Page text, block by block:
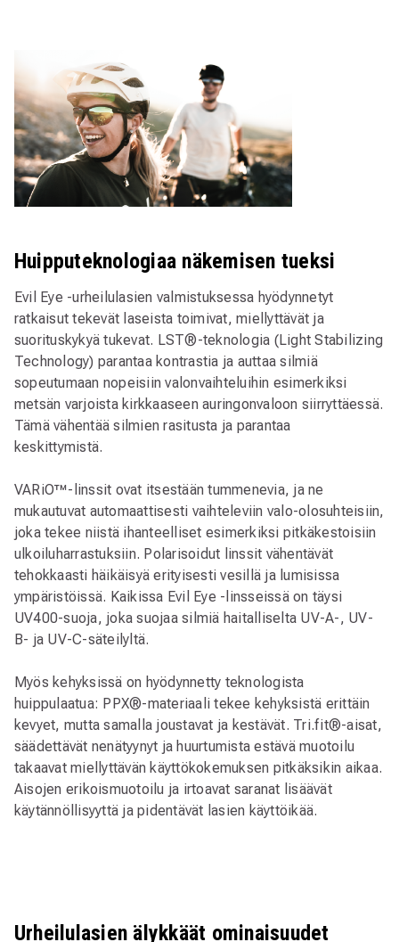
Huipputeknologiaa näkemisen tueksi
Evil Eye -urheilulasien valmistuksessa hyödynnetyt
ratkaisut tekevät laseista toimivat, miellyttävät ja
suorituskykyä tukevat. LST®-teknologia (Light Stabilizing
Technology) parantaa kontrastia ja auttaa silmiä
sopeutumaan nopeisiin valonvaihteluihin esimerkiksi
metsän varjoista kirkkaaseen auringonvaloon siirryttäessä.
Tämä vähentää silmien rasitusta ja parantaa
keskittymistä.
VARiO™-linssit ovat itsestään tummenevia, ja ne
mukautuvat automaattisesti vaihteleviin valo-olosuhteisiin,
joka tekee niistä ihanteelliset esimerkiksi pitkäkestoisiin
ulkoiluharrastuksiin. Polarisoidut linssit vähentävät
tehokkaasti häikäisyä erityisesti vesillä ja lumisissa
ympäristöissä. Kaikissa Evil Eye -linsseissä on täysi
UV400-suoja, joka suojaa silmiä haitalliselta UV-A-, UV-
B- ja UV-C-säteilyltä.
Myös kehyksissä on hyödynnetty teknologista
huippulaatua: PPX®-materiaali tekee kehyksistä erittäin
kevyet, mutta samalla joustavat ja kestävät. Tri.fit®-aisat,
säädettävät nenätyynyt ja huurtumista estävä muotoilu
takaavat miellyttävän käyttökokemuksen pitkäksikin aikaa.
Aisojen erikoismuotoilu ja irtoavat saranat lisäävät
käytännöllisyyttä ja pidentävät lasien käyttöikää.
Urheilulasien älykkäät ominaisuudet